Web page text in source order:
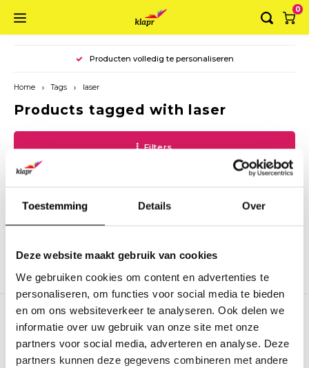
Toestemming Details Over
Deze website maakt gebruik van cookies
We gebruiken cookies om content en advertenties te
personaliseren, om functies voor social media te bieden
en om ons websiteverkeer te analyseren. Ook delen we
informatie over uw gebruik van onze site met onze
partners voor social media, adverteren en analyse. Deze
partners kunnen deze gegevens combineren met andere
Hoofdmenu / ring binders
Luxury binder A4
Luxury binder A5
Organiser
Hoofdmenu / folders
Folder A4
Folder A3
Hoofdmenu / boxes
Storagebox
Basic Box
Hoofdmenu / suitcases
Briefcase A4
Briefcase A3
Hoofdmenu
Nederlands
English
0
Producten volledig te personaliseren
Home Tags laser
Products tagged with laser
Filters
No products found...
Newsletter
Get the latest updates, news and product offers via email